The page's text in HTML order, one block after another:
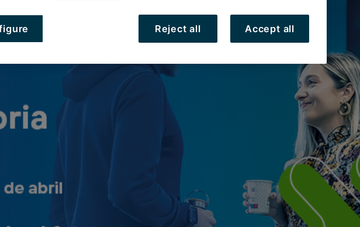
Reject all Accept all